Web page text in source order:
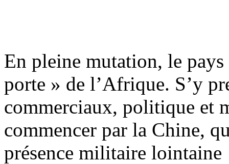
En pleine mutation, le
porte » de l’Afrique. S’y
commerciaux, politique et
commencer par la Chine,
présence militaire lointaine